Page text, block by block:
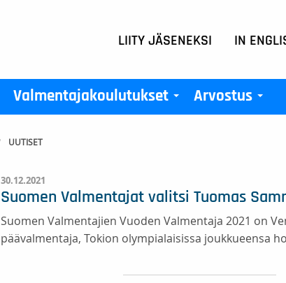
LIITY JÄSENEKSI IN
Valmentajakoulutukset Arvostus
UUTISET
30.12.2021
Suomen Valmentajat valitsi Tuomas
Suomen Valmentajien Vuoden Valmentaja 2021 on
päävalmentaja, Tokion olympialaisissa joukkueensa